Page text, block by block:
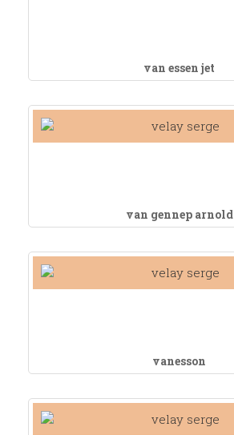
van essen jet
van gennep arnold
vanesson